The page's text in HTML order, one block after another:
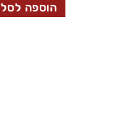
הוספה לסל